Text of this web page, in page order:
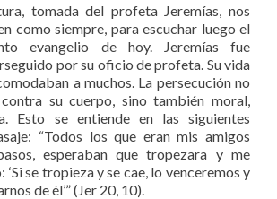
tomada del profeta Jeremías, nos
como siempre, para escuchar luego el
evangelio de hoy. Jeremías fue
por su oficio de profeta. Su vida
a muchos. La persecución no
su cuerpo, sino también moral,
Esto se entiende en las siguientes
“Todos los que eran mis amigos
esperaban que tropezara y me
‘Si se tropieza y se cae, lo venceremos y
de él’” (Jer 20, 10).